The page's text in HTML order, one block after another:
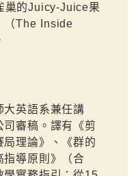
巢的Juicy-Juice果
（The Inside
大英語系兼任講
司審稿。譯有《剪
局理論》、《群的
指導原則》（合